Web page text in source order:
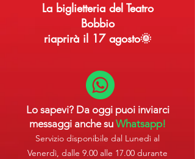
La biglietteria del Teatro
Bobbio
riaprirà il 17 agosto🌞
Lo sapevi? Da oggi puoi inviarci
messaggi anche su Whatsapp!
Servizio disponibile dal Lunedì al
Venerdì, dalle 9.00 alle 17.00 durante